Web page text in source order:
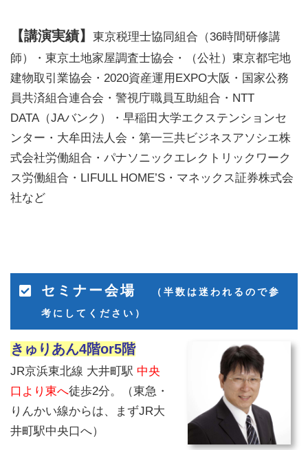
【講演実績】
東京税理士協同組合（36時間研修講
師）・東京土地家屋調査士協会・（公社）東京都宅地
建物取引業協会・2020資産運用EXPO大阪・国家公務
員共済組合連合会・警視庁職員互助組合・NTT
DATA（JAバンク）・早稲田大学エクステンションセ
ンター・大牟田法人会・第一三共ビジネスアソシエ株
式会社労働組合・パナソニックエレクトリックワーク
ス労働組合・LIFULL HOME’S・マネックス証券株式会
社など
セミナー会場
（半数は迷われるので参
考にしてください）
きゅりあん4階or5階
JR京浜東北線 大井町駅 中央
口より東へ徒歩2分。（東急・
りんかい線からは、まずJR大
井町駅中央口へ）